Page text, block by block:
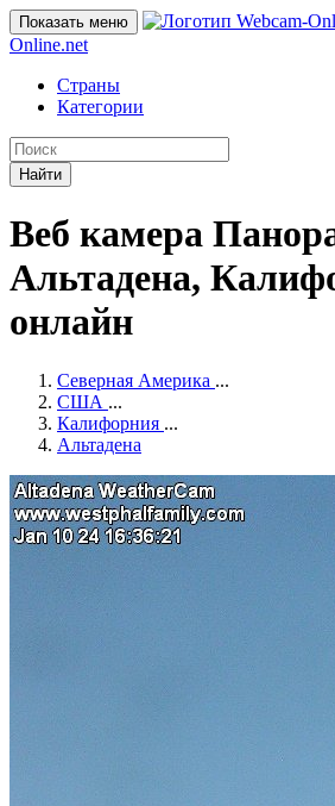
Показать меню
Online.net
Страны
Категории
Найти
Веб камера
Альтадена,
онлайн
Северная Америка ...
США ...
Калифорния ...
Альтадена